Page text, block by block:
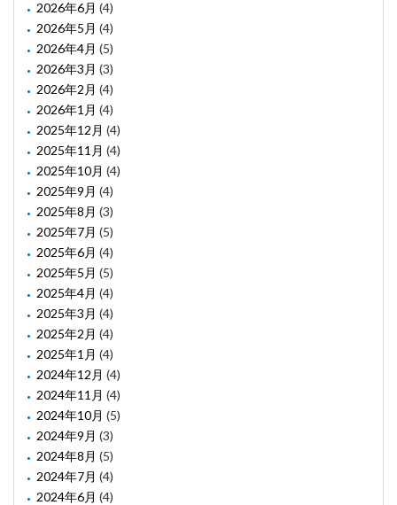
2026年6月 (4)
2026年5月 (4)
2026年4月 (5)
2026年3月 (3)
2026年2月 (4)
2026年1月 (4)
2025年12月 (4)
2025年11月 (4)
2025年10月 (4)
2025年9月 (4)
2025年8月 (3)
2025年7月 (5)
2025年6月 (4)
2025年5月 (5)
2025年4月 (4)
2025年3月 (4)
2025年2月 (4)
2025年1月 (4)
2024年12月 (4)
2024年11月 (4)
2024年10月 (5)
2024年9月 (3)
2024年8月 (5)
2024年7月 (4)
2024年6月 (4)